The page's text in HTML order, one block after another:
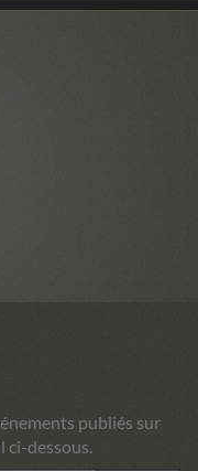
publiés sur
ci-dessous.